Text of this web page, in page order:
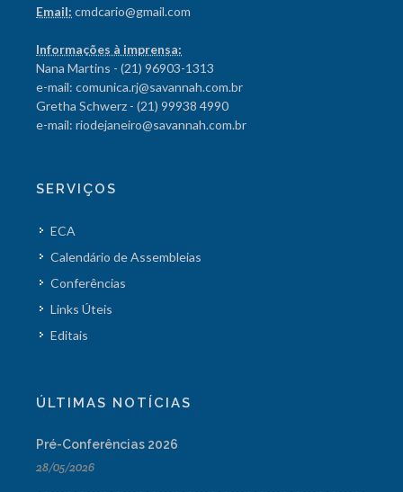
Email: cmdcario@gmail.com
Informações à imprensa:
Nana Martins - (21) 96903-1313
e-mail: comunica.rj@savannah.com.br
Gretha Schwerz - (21) 99938 4990
e-mail: riodejaneiro@savannah.com.br
SERVIÇOS
ECA
Calendário de Assembleias
Conferências
Links Úteis
Editais
ÚLTIMAS NOTÍCIAS
Pré-Conferências 2026
28/05/2026